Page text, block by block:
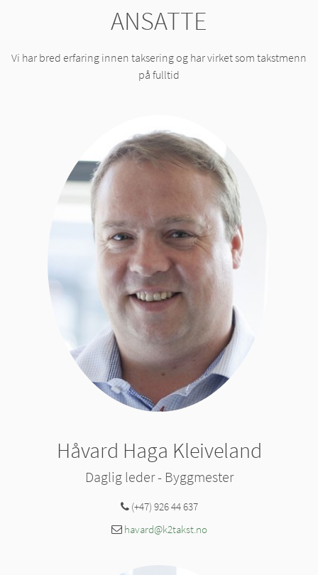
ANSATTE
Vi har bred erfaring innen taksering og har virket som takstmenn
på fulltid
Håvard Haga Kleiveland
Daglig leder - Byggmester
(+47) 926 44 637
havard@k2takst.no